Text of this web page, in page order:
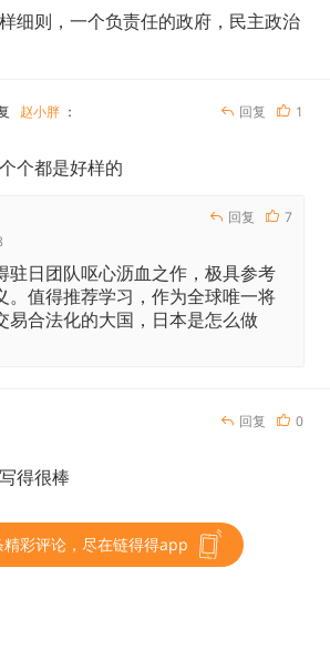
聪明的做法。想交易可以，在国家承
只有金融厅·财务局授权的从业者才
事虚拟货币交换业务，这就是著名的
册，不得从事虚拟货币交换业。而未
拟货币交换业，或者以不正当的手段
据该法第一百零七条第一款第二、第
判处3年以下有期徒刑，或处以300万
项并罚。
从业者的条件有：
（股份公司）；
展虚拟货币兑换业的系统。
条件，新资金结算法还规定了交易所
细则，一个负责任的政府，民主政治
赵小胖： 回复
1
个都是好样的
回复
7
驻日团队呕心沥血之作，极具参考
。值得推荐学习，作为全球唯一将
易合法化的大国，日本是怎么做
回复
0
得很棒
精彩评论，尽在链得得app